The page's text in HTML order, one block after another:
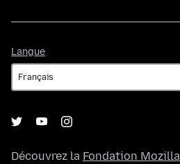
Langue
Découvrez la Fondation Mozilla